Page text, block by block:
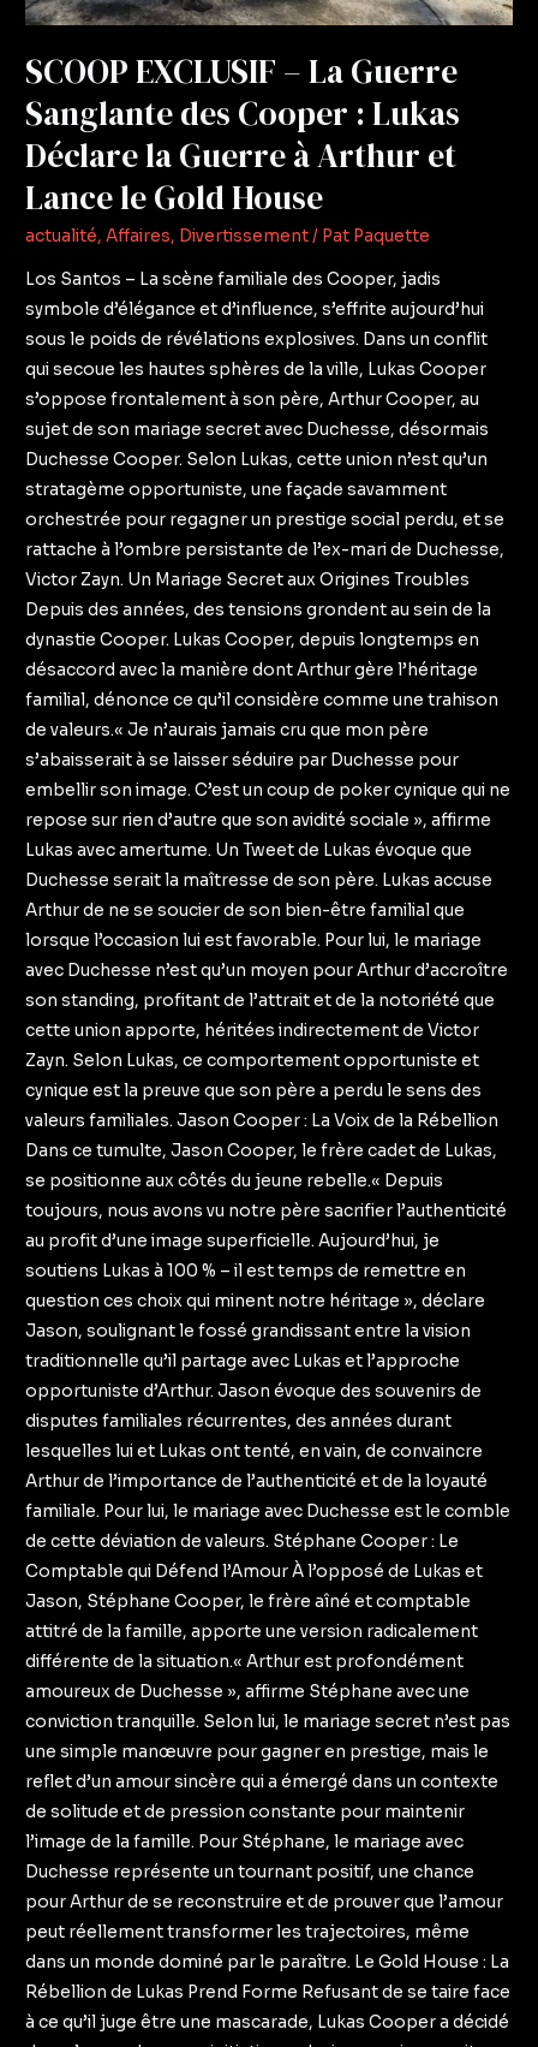
SCOOP EXCLUSIF – La Guerre
Sanglante des Cooper : Lukas
Déclare la Guerre à Arthur et
Lance le Gold House
actualité,Affaires, Divertissement/ Pat Paquette
Los Santos – La scène familiale des Cooper, jadis
symbole d’élégance et d’influence, s’effrite aujourd’hui
sous le poids de révélations explosives. Dans un conflit
qui secoue les hautes sphères de la ville, Lukas Cooper
s’oppose frontalement à son père, Arthur Cooper, au
sujet de son mariage secret avec Duchesse, désormais
Duchesse Cooper. Selon Lukas, cette union n’est qu’un
stratagème opportuniste, une façade savamment
orchestrée pour regagner un prestige social perdu, et se
rattache à l’ombre persistante de l’ex-mari de Duchesse,
Victor Zayn. Un Mariage Secret aux Origines Troubles
Depuis des années, des tensions grondent au sein de la
dynastie Cooper. Lukas Cooper, depuis longtemps en
désaccord avec la manière dont Arthur gère l’héritage
familial, dénonce ce qu’il considère comme une trahison
de valeurs.« Je n’aurais jamais cru que mon père
s’abaisserait à se laisser séduire par Duchesse pour
embellir son image. C’est un coup de poker cynique qui ne
repose sur rien d’autre que son avidité sociale », affirme
Lukas avec amertume. Un Tweet de Lukas évoque que
Duchesse serait la maîtresse de son père. Lukas accuse
Arthur de ne se soucier de son bien-être familial que
lorsque l’occasion lui est favorable. Pour lui, le mariage
avec Duchesse n’est qu’un moyen pour Arthur d’accroître
son standing, profitant de l’attrait et de la notoriété que
cette union apporte, héritées indirectement de Victor
Zayn. Selon Lukas, ce comportement opportuniste et
cynique est la preuve que son père a perdu le sens des
valeurs familiales. Jason Cooper : La Voix de la Rébellion
Dans ce tumulte, Jason Cooper, le frère cadet de Lukas,
se positionne aux côtés du jeune rebelle.« Depuis
toujours, nous avons vu notre père sacrifier l’authenticité
au profit d’une image superficielle. Aujourd’hui, je
soutiens Lukas à 100 % – il est temps de remettre en
question ces choix qui minent notre héritage », déclare
Jason, soulignant le fossé grandissant entre la vision
traditionnelle qu’il partage avec Lukas et l’approche
opportuniste d’Arthur. Jason évoque des souvenirs de
disputes familiales récurrentes, des années durant
lesquelles lui et Lukas ont tenté, en vain, de convaincre
Arthur de l’importance de l’authenticité et de la loyauté
familiale. Pour lui, le mariage avec Duchesse est le comble
de cette déviation de valeurs. Stéphane Cooper : Le
Comptable qui Défend l’Amour À l’opposé de Lukas et
Jason, Stéphane Cooper, le frère aîné et comptable
attitré de la famille, apporte une version radicalement
différente de la situation.« Arthur est profondément
amoureux de Duchesse », affirme Stéphane avec une
conviction tranquille. Selon lui, le mariage secret n’est pas
une simple manœuvre pour gagner en prestige, mais le
reflet d’un amour sincère qui a émergé dans un contexte
de solitude et de pression constante pour maintenir
l’image de la famille. Pour Stéphane, le mariage avec
Duchesse représente un tournant positif, une chance
pour Arthur de se reconstruire et de prouver que l’amour
peut réellement transformer les trajectoires, même
dans un monde dominé par le paraître. Le Gold House : La
Rébellion de Lukas Prend Forme Refusant de se taire face
à ce qu’il juge être une mascarade, Lukas Cooper a décidé
:
Déclare
la
Guerre
à
Arthur
le
Gold
House